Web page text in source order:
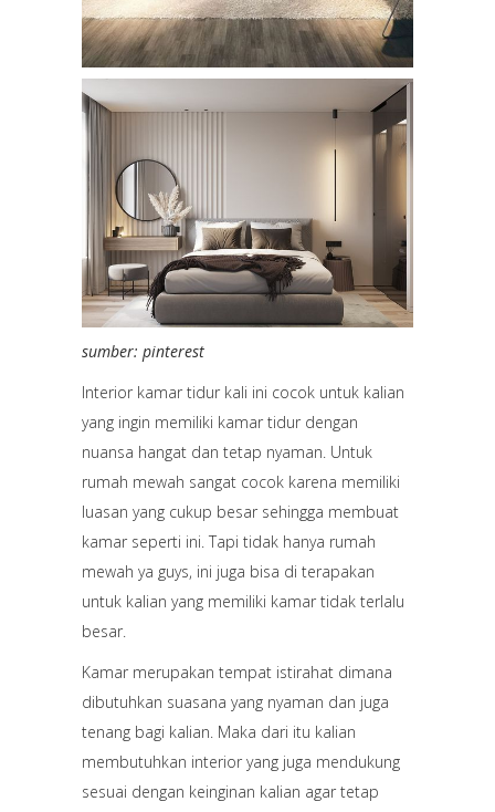
sumber: pinterest
Interior kamar tidur kali ini cocok untuk kalian
yang ingin memiliki kamar tidur dengan
nuansa hangat dan tetap nyaman. Untuk
rumah mewah sangat cocok karena memiliki
luasan yang cukup besar sehingga membuat
kamar seperti ini. Tapi tidak hanya rumah
mewah ya guys, ini juga bisa di terapakan
untuk kalian yang memiliki kamar tidak terlalu
besar.
Kamar merupakan tempat istirahat dimana
dibutuhkan suasana yang nyaman dan juga
tenang bagi kalian. Maka dari itu kalian
membutuhkan interior yang juga mendukung
sesuai dengan keinginan kalian agar tetap